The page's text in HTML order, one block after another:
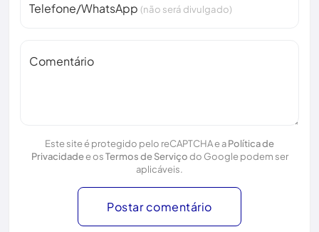
Telefone/WhatsApp (não será divulgado)
Comentário
Este site é protegido pelo reCAPTCHA e aPolítica de
Privacidadee osTermos de Serviçodo Google podem ser
aplicáveis.
Postar comentário